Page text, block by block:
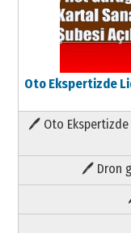
Oto Ekspertizde
🖊 Oto Ekspertizde
🖊 Dron